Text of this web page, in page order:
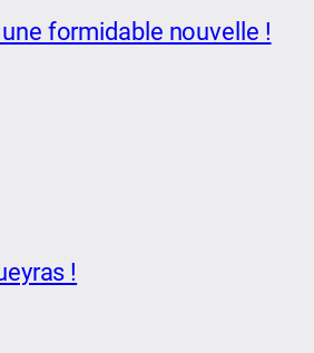
formidable nouvelle !
!